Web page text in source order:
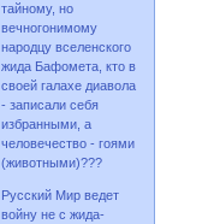
тайному, но
вечногонимому
народцу вселенского
жида Бафомета, кто в
своей галахе диавола
- записали себя
избранными, а
человечество - гоями
(животными)???
Русский Мир ведет
войну не с жида-